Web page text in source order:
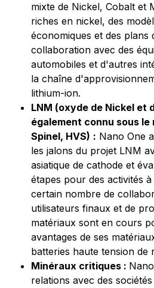
mixte de Nickel, Cobalt et
riches en nickel, des
économiques et des plans
collaboration avec des
automobiles et d'autres
la chaîne
lithium-ion.
LNM (oxyde de Nickel et
également connu sous le
Spinel, HVS) : Nano One
les jalons du projet LNM
asiatique de cathode et
étapes pour des activités
certain nombre de
utilisateurs finaux et de
matériaux sont en cours
avantages de ses
batteries haute tension de
Minéraux critiques :
relations avec des